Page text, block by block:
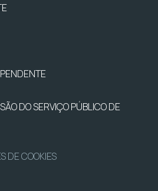
DO SERVIÇO PÚBLICO DE
DE COOKIES